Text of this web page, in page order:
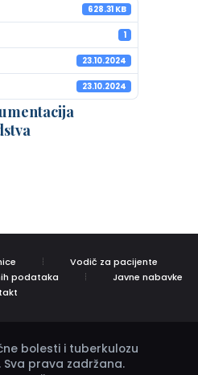
628.31 KB
1
23.10.2024
23.10.2024
Vodič za pacijente
podataka
Javne nabavke
bolesti i tuberkulozu
Sva prava zadržana.